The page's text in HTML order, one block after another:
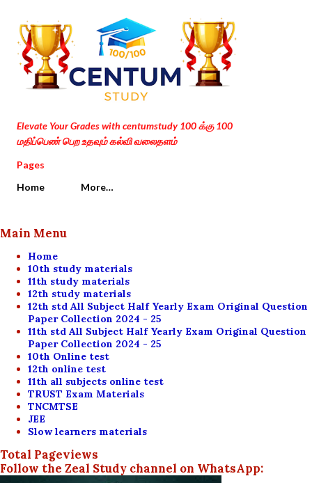
Skip to main content
Elevate Your Grades with centumstudy 100 க்கு 100
மதிப்பெண் பெற உதவும் கல்வி வலைதளம்
Pages
Home
More…
Main Menu
Home
10th study materials
11th study materials
12th study materials
12th std All Subject Half Yearly Exam Original Question
Paper Collection 2024 - 25
11th std All Subject Half Yearly Exam Original Question
Paper Collection 2024 - 25
10th Online test
12th online test
11th all subjects online test
TRUST Exam Materials
TNCMTSE
JEE
Slow learners materials
Total Pageviews
Follow the Zeal Study channel on WhatsApp: